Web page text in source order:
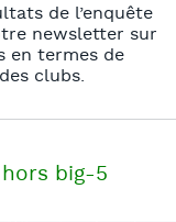
de l’enquête
newsletter sur
en termes de
clubs.
big-5